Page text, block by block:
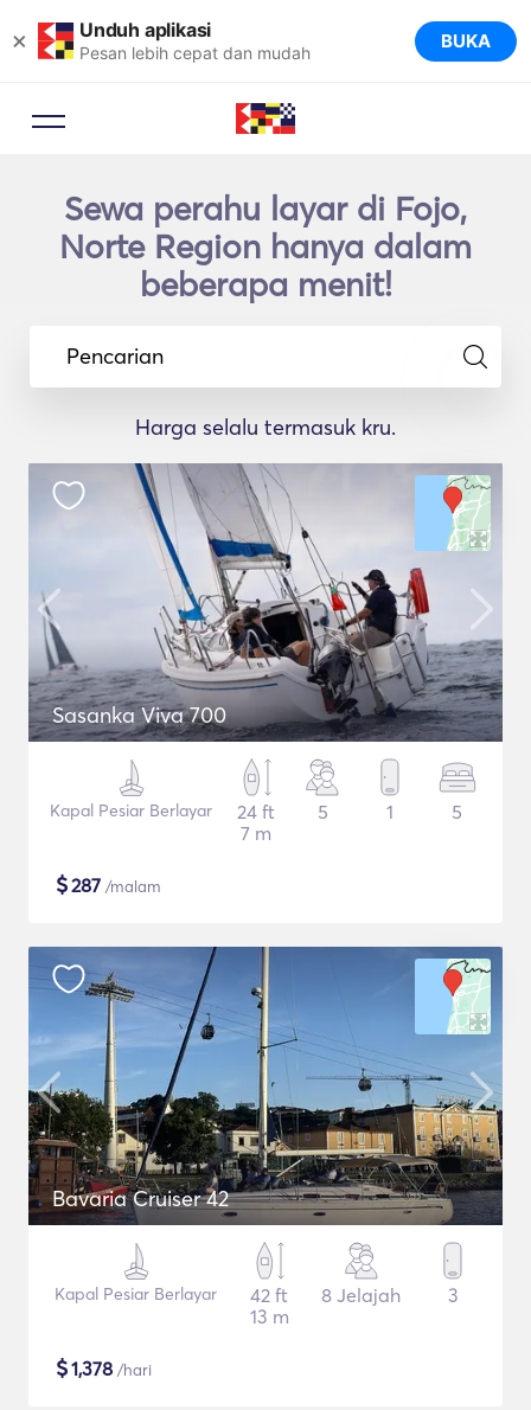
× Unduh aplikasi
Pesan lebih cepat dan mudah BUKA
Sewa perahu layar di Fojo,
Norte Region hanya dalam
beberapa menit!
Pencarian
Harga selalu termasuk kru.
Sasanka Viva 700
Kapal Pesiar Berlayar
24 ft
7 m
5 1 5
$287 /malam
Bavaria Cruiser 42
Kapal Pesiar Berlayar
42 ft
13 m
8 Jelajah 3
$1,378 /hari